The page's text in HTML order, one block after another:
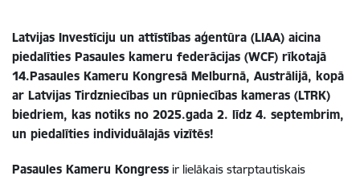
Latvijas Investīciju un attīstības aģentūra (LIAA) aicina
piedalīties Pasaules kameru federācijas (WCF) rīkotajā
14.Pasaules Kameru Kongresā Melburnā, Austrālijā, kopā
ar Latvijas Tirdzniecības un rūpniecības kameras (LTRK)
biedriem, kas notiks no 2025.gada 2. līdz 4. septembrim,
un piedalīties individuālajās vizītēs!
Pasaules Kameru Kongress ir lielākais starptautiskais